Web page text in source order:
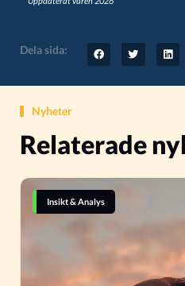
Dela sida:
Nyheter
Relaterade
Insikt & Analys